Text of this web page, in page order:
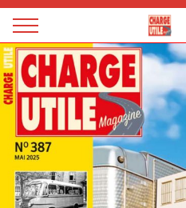
Magazine
Charge
utile
Panneau de gestion des cookies